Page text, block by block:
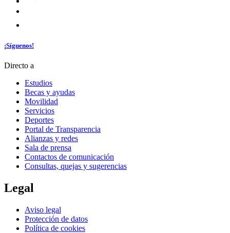
¡Síguenos!
Directo a
Estudios
Becas y ayudas
Movilidad
Servicios
Deportes
Portal de Transparencia
Alianzas y redes
Sala de prensa
Contactos de comunicación
Consultas, quejas y sugerencias
Legal
Aviso legal
Protección de datos
Política de cookies